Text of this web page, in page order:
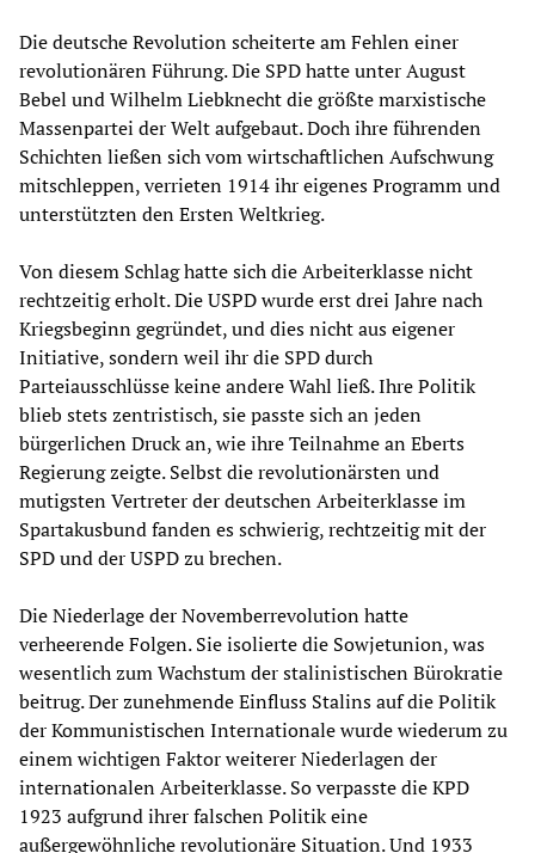
Die deutsche Revolution scheiterte am Fehlen einer
revolutionären Führung. Die SPD hatte unter August
Bebel und Wilhelm Liebknecht die größte marxistische
Massenpartei der Welt aufgebaut. Doch ihre führenden
Schichten ließen sich vom wirtschaftlichen Aufschwung
mitschleppen, verrieten 1914 ihr eigenes Programm und
unterstützten den Ersten Weltkrieg.
Von diesem Schlag hatte sich die Arbeiterklasse nicht
rechtzeitig erholt. Die USPD wurde erst drei Jahre nach
Kriegsbeginn gegründet, und dies nicht aus eigener
Initiative, sondern weil ihr die SPD durch
Parteiausschlüsse keine andere Wahl ließ. Ihre Politik
blieb stets zentristisch, sie passte sich an jeden
bürgerlichen Druck an, wie ihre Teilnahme an Eberts
Regierung zeigte. Selbst die revolutionärsten und
mutigsten Vertreter der deutschen Arbeiterklasse im
Spartakusbund fanden es schwierig, rechtzeitig mit der
SPD und der USPD zu brechen.
Die Niederlage der Novemberrevolution hatte
verheerende Folgen. Sie isolierte die Sowjetunion, was
wesentlich zum Wachstum der stalinistischen Bürokratie
beitrug. Der zunehmende Einfluss Stalins auf die Politik
der Kommunistischen Internationale wurde wiederum zu
einem wichtigen Faktor weiterer Niederlagen der
internationalen Arbeiterklasse. So verpasste die KPD
1923 aufgrund ihrer falschen Politik eine
außergewöhnliche revolutionäre Situation. Und 1933